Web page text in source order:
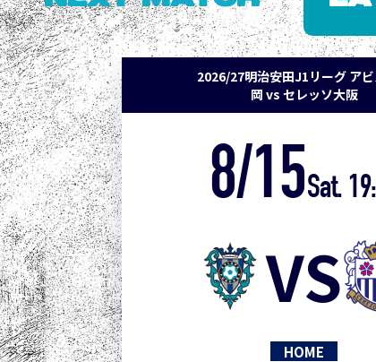
2026/27明治安田J1リーグ ア
岡 vs セレッソ大阪
8/15Sat.
VS
HOME